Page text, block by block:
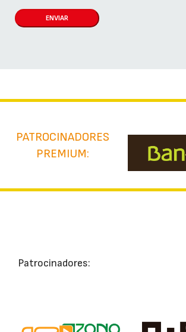
ENVIAR
PATROCINADORES
PREMIUM:
Patrocinadores: